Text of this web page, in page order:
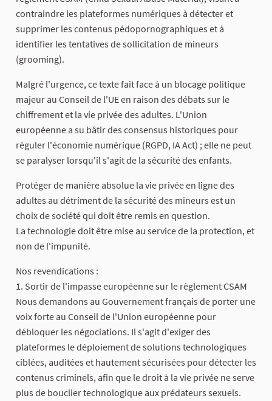
contraindre les plateformes numériques à détecter et
supprimer les contenus pédopornographiques et à
identifier les tentatives de sollicitation de mineurs
(grooming).
Malgré l'urgence, ce texte fait face à un blocage politique
majeur au Conseil de l'UE en raison des débats sur le
chiffrement et la vie privée des adultes. L'Union
européenne a su bâtir des consensus historiques pour
réguler l'économie numérique (RGPD, IA Act) ; elle ne peut
se paralyser lorsqu'il s'agit de la sécurité des enfants.
Protéger de manière absolue la vie privée en ligne des
adultes au détriment de la sécurité des mineurs est un
choix de société qui doit être remis en question.
La technologie doit être mise au service de la protection, et
non de l'impunité.
Nos revendications :
1. Sortir de l'impasse européenne sur le règlement CSAM
Nous demandons au Gouvernement français de porter une
voix forte au Conseil de l'Union européenne pour
débloquer les négociations. Il s'agit d'exiger des
plateformes le déploiement de solutions technologiques
ciblées, auditées et hautement sécurisées pour détecter les
contenus criminels, afin que le droit à la vie privée ne serve
plus de bouclier technologique aux prédateurs sexuels.